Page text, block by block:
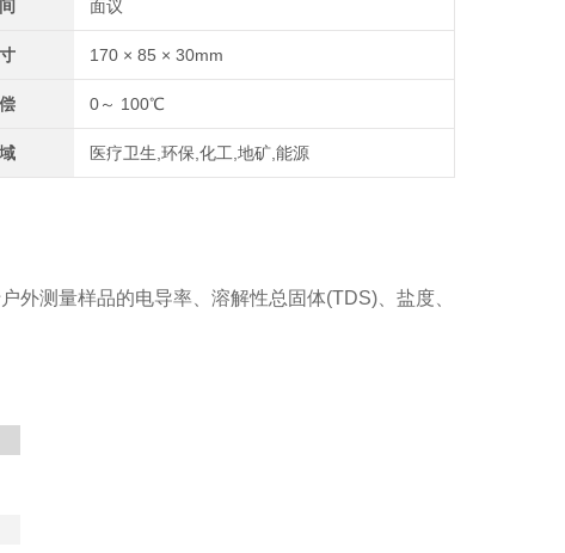
面议
170 × 85 × 30mm
0～ 100℃
医疗卫生,环保,化工,地矿,能源
外测量样品的电导率、溶解性总固体(TDS)、盐度、